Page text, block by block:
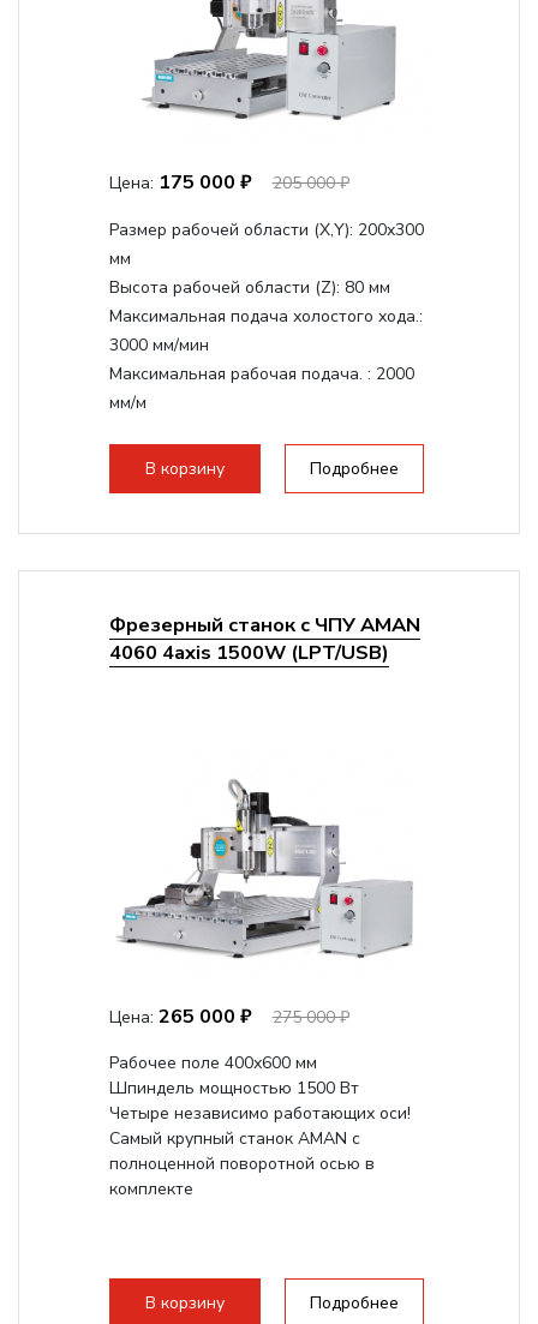
Цена: 175 000 ₽ 205 000 ₽
Размер рабочей области (Х,Y): 200x300
мм
Высота рабочей области (Z): 80 мм
Максимальная подача холостого хода.:
3000 мм/мин
Максимальная рабочая подача. : 2000
мм/м
стандартно:Т-слот
Цанговый патрон:ER11
В корзину Подробнее
Фрезерный станок с ЧПУ AMAN
4060 4axis 1500W (LPT/USB)
Цена: 265 000 ₽
275 000 ₽
Рабочее поле 400х600 мм
Шпиндель мощностью 1500 Вт
Четыре независимо работающих оси!
Самый крупный станок AMAN с
полноценной поворотной осью в
комплекте
В корзину Подробнее